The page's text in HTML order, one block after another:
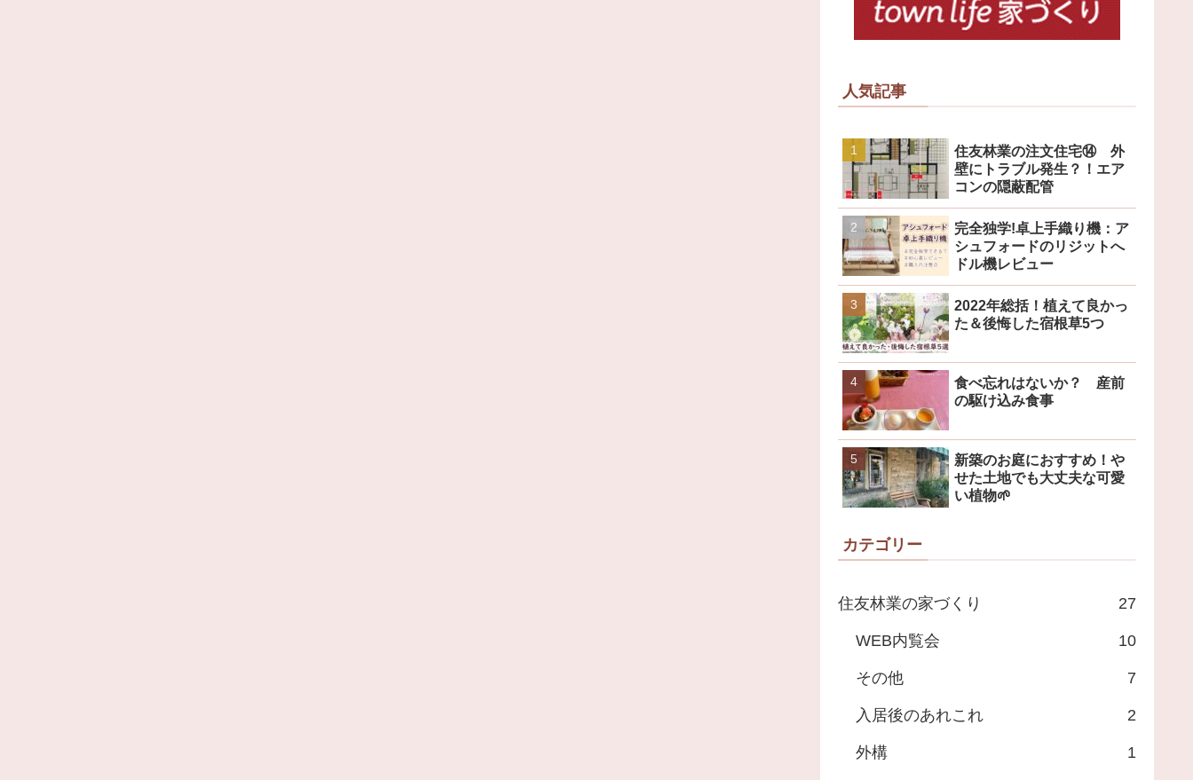
人気記事
住友林業の注文住宅⑭ 外
壁にトラブル発生？！エア
コンの隠蔽配管
完全独学!卓上手織り機：ア
シュフォードのリジットへ
ドル機レビュー
2022年総括！植えて良かっ
た＆後悔した宿根草5つ
食べ忘れはないか？ 産前
の駆け込み食事
新築のお庭におすすめ！や
せた土地でも大丈夫な可愛
い植物🌱
カテゴリー
住友林業の家づくり 27
WEB内覧会 10
その他 7
入居後のあれこれ 2
外構 1